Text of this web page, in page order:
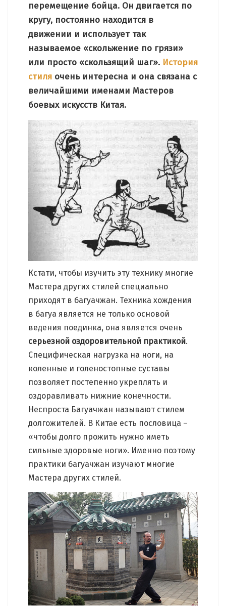
перемещение бойца. Он двигается по
кругу, постоянно находится в
движении и использует так
называемое «скольжение по грязи»
или просто «скользящий шаг». История
стиля очень интересна и она связана с
величайшими именами Мастеров
боевых искусств Китая.
Кстати, чтобы изучить эту технику многие
Мастера других стилей специально
приходят в багуачжан. Техника хождения
в багуа является не только основой
ведения поединка, она является очень
серьезной оздоровительной практикой.
Специфическая нагрузка на ноги, на
коленные и голеностопные суставы
позволяет постепенно укреплять и
оздоравливать нижние конечности.
Неспроста Багуачжан называют стилем
долгожителей. В Китае есть пословица –
«чтобы долго прожить нужно иметь
сильные здоровые ноги». Именно поэтому
практики багуачжан изучают многие
Мастера других стилей.